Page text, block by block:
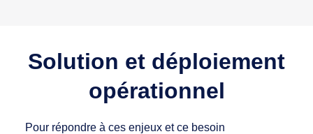
Solution et déploiement
opérationnel
Pour répondre à ces enjeux et ce besoin